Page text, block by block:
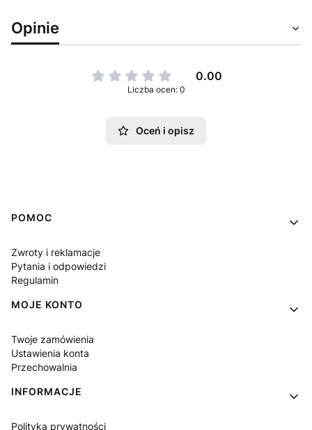
Opinie
0.00
Liczba ocen: 0
Oceń i opisz
Linki w stopce
POMOC
Zwroty i reklamacje
Pytania i odpowiedzi
Regulamin
MOJE KONTO
Twoje zamówienia
Ustawienia konta
Przechowalnia
INFORMACJE
Polityka prywatności